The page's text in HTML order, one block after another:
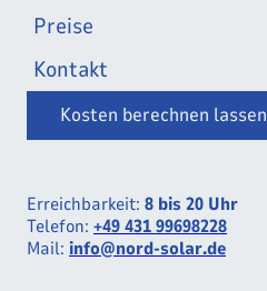
Preise
Kontakt
Kosten berechnen lassen
Erreichbarkeit: 8 bis 20 Uhr
Telefon: +49 431 99698228
Mail: info@nord-solar.de